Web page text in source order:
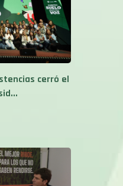
cerró el